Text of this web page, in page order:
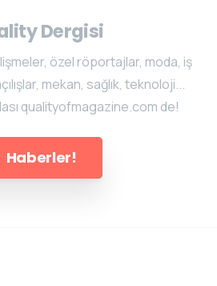
Dergisi
özel röportajlar, moda, iş
mekan, sağlık, teknoloji...
qualityofmagazine.com de!
Haberler!